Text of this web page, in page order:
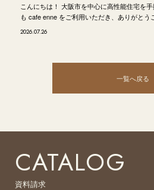
こんにちは！ 大阪市を中心に高性能住宅を
も cafe enne をご利用いただき、ありがと
2026.07.26
一覧へ戻る
CATALOG
資料請求